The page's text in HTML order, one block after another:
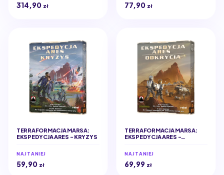
314,90 zł 77,90 zł
TERRAFORMACJA MARSA:
EKSPEDYCJA ARES - KRYZYS
NAJTANIEJ
59,90 zł
TERRAFORMACJA MARSA:
EKSPEDYCJA ARES -
NAJTANIEJ
69,99 zł